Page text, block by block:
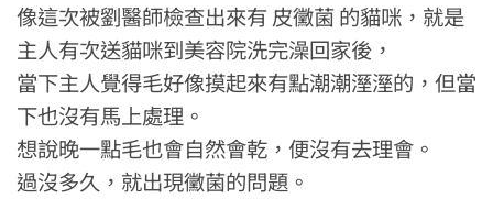
像這次被劉醫師檢查出來有 皮黴菌 的貓咪，就是
主人有次送貓咪到美容院洗完澡回家後，
當下主人覺得毛好像摸起來有點潮潮溼溼的，但當
下也沒有馬上處理。
想說晚一點毛也會自然會乾，便沒有去理會。
過沒多久，就出現黴菌的問題。